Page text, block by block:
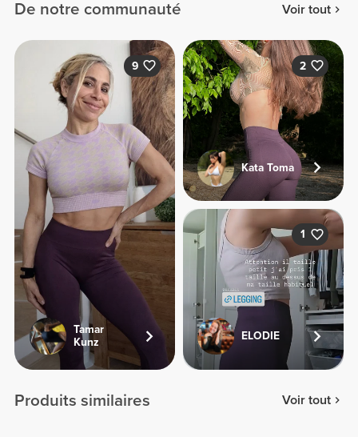
De notre communauté Voir tout
9
Tamar
Kunz
2
Kata Toma
1
ELODIE
Produits similaires Voir tout